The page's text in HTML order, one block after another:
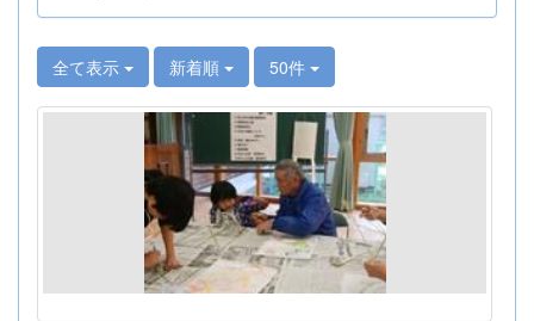
全て表示 新着順 50件